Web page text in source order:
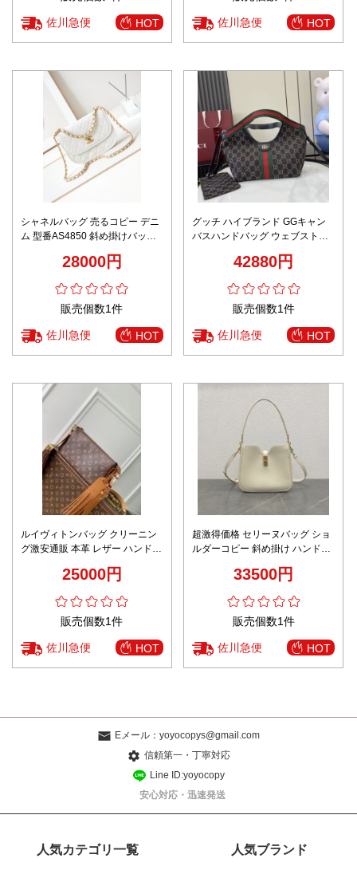
佐川急便 HOT 佐川急便 HOT
シャネルバッグ 売るコピー デニ
ム 型番AS4850 斜め掛けバッグ
28000円
販売個数1件
佐川急便 HOT
グッチ ハイブランド GGキャン
バスハンドバッグ ウェブストラ
42880円
販売個数1件
佐川急便 HOT
ルイヴィトンバッグ クリーニン
グ激安通販 本革 レザー ハンドバ
25000円
販売個数1件
佐川急便 HOT
超激得価格 セリーヌバッグ ショ
ルダーコピー 斜め掛け ハンドバ
33500円
販売個数1件
佐川急便 HOT
Eメール： yoyocopys@gmail.com
信頼第一・丁寧対応
Line ID:yoyocopy
安心対応・迅速発送
人気カテゴリ一覧 人気ブランド